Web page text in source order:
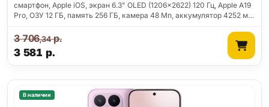
смартфон, Apple iOS, экран 6.3" OLED (1206x2622) 120 Гц, Apple A19
Pro, ОЗУ 12 ГБ, память 256 ГБ, камера 48 Мп, аккумулятор 4252 м…
3 581 р.
3 706,34р.
В наличии